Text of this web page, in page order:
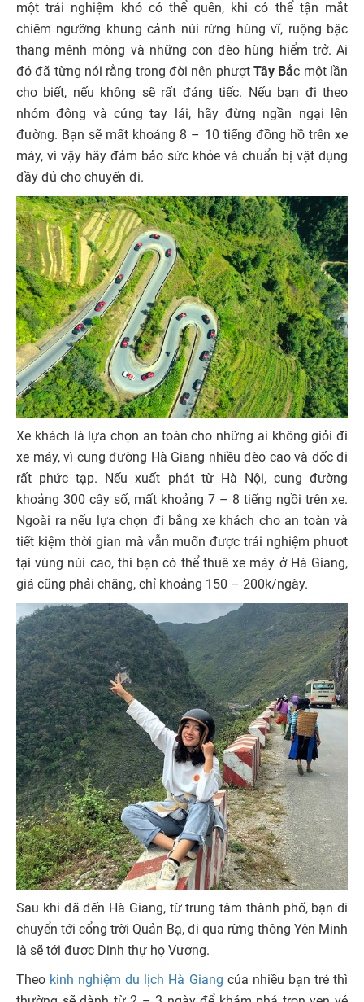
một trải nghiệm khó có thể quên, khi có thể tận mắt
chiêm ngưỡng khung cảnh núi rừng hùng vĩ, ruộng bậc
thang mênh mông và những con đèo hùng hiểm trở. Ai
đó đã từng nói rằng trong đời nên phượtTây Bắc một lần
cho biết, nếu không sẽ rất đáng tiếc. Nếu bạn đi theo
nhóm đông và cứng tay lái, hãy đừng ngần ngại lên
đường. Bạn sẽ mất khoảng 8 – 10 tiếng đồng hồ trên xe
máy, vì vậy hãy đảm bảo sức khỏe và chuẩn bị vật dụng
đầy đủ cho chuyến đi.
Xe khách là lựa chọn an toàn cho những ai không giỏi đi
xe máy, vì cung đường Hà Giang nhiều đèo cao và dốc đi
rất phức tạp. Nếu xuất phát từ Hà Nội, cung đường
khoảng 300 cây số, mất khoảng 7 – 8 tiếng ngồi trên xe.
Ngoài ra nếu lựa chọn đi bằng xe khách cho an toàn và
tiết kiệm thời gian mà vẫn muốn được trải nghiệm phượt
tại vùng núi cao, thì bạn có thể thuê xe máy ở Hà Giang,
giá cũng phải chăng, chỉ khoảng 150 – 200k/ngày.
Sau khi đã đến Hà Giang, từ trung tâm thành phố, bạn di
chuyển tới cổng trời Quản Bạ, đi qua rừng thông Yên Minh
là sẽ tới được Dinh thự họ Vương.
Theo kinh nghiệm du lịch Hà Giang của nhiều bạn trẻ thì